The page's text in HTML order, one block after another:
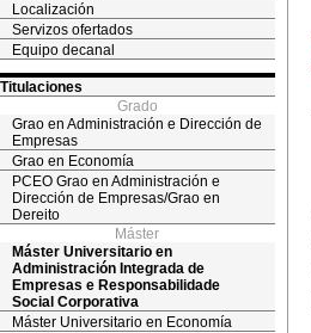
Localización
Servizos ofertados
Equipo decanal
Titulaciones
Grado
Grao en Administración e Dirección de
Empresas
Grao en Economía
PCEO Grao en Administración e
Dirección de Empresas/Grao en
Dereito
Máster
Máster Universitario en
Administración Integrada de
Empresas e Responsabilidade
Social Corporativa
Máster Universitario en Economía